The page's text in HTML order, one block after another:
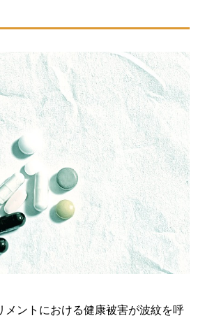
メントにおける健康被害が波紋を呼